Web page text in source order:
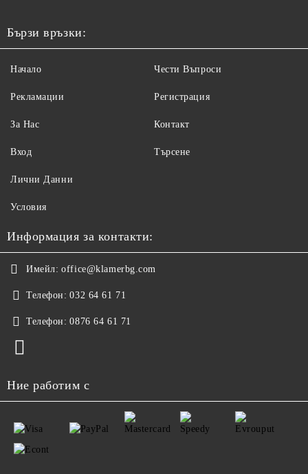
Бързи връзки:
Начало
Рекламации
За Нас
Вход
Чести Въпроси
Регистрация
Контакт
Търсене
Лични Данни
Условия
Информация за контакти:
Имейл: office@klamerbg.com
Телефон: 032 64 61 71
Телефон: 0876 64 61 71
Ние работим с